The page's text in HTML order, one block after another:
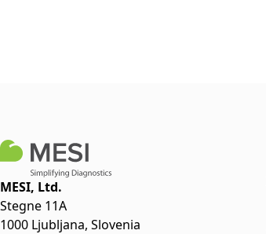
MESI, Ltd.
Stegne 11A
1000 Ljubljana, Slovenia